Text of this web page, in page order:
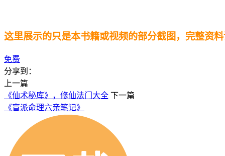
这里展示的只是本书籍或视频的部分截图，完整资料
免费
分享到：
上一篇
《仙术秘库》，修仙法门大全 下一篇
《盲派命理六亲笔记》